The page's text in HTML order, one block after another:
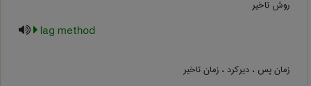
روش تاخیر
lag method
زمان پس ، دیرکرد ، زمان تاخیر